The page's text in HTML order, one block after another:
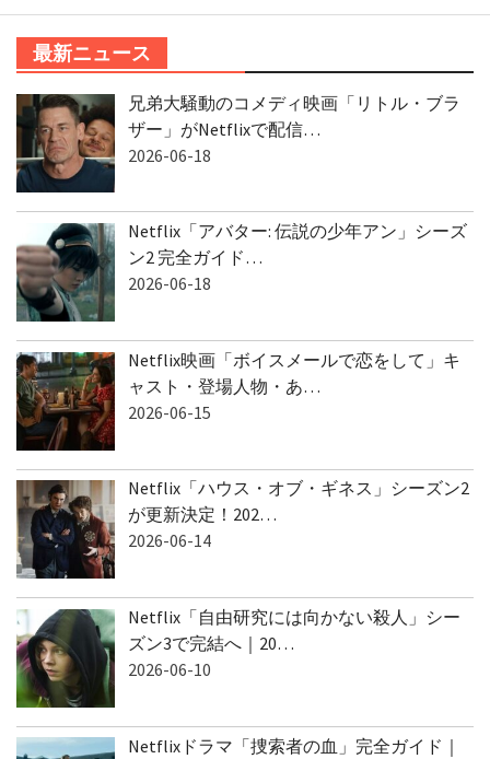
最新ニュース
兄弟大騒動のコメディ映画「リトル・ブラ
ザー」がNetflixで配信…
2026-06-18
Netflix「アバター: 伝説の少年アン」シーズ
ン2 完全ガイド…
2026-06-18
Netflix映画「ボイスメールで恋をして」キ
ャスト・登場人物・あ…
2026-06-15
Netflix「ハウス・オブ・ギネス」シーズン2
が更新決定！202…
2026-06-14
Netflix「自由研究には向かない殺人」シー
ズン3で完結へ｜20…
2026-06-10
Netflixドラマ「捜索者の血」完全ガイド｜